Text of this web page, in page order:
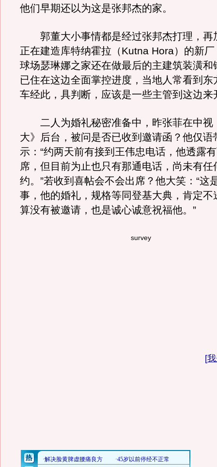
他们早期还以为这是张邦杰的家。
郭董大小事情都是经过张邦杰打理，再
正在建造库特纳霍拉（Kutna Hora）的新
球场瑟琳娜之家还在做最后的主建筑装潢和
已住在这边全面掌控进度，当地人常看到东
车经此，具判断，应该是一些主管到这边来
二人为婚礼秘密准备中，昨张菲在中视
大》后台，被问是否已收到邀请函？他仅语
示：“约两天前有接到王伟忠电话，他透露
席，但目前为止也只有那通电话，尚未有任
约。”若收到喜帖会不会出席？他大笑：“这
事，他的婚礼，规格等同登基大典，肯定不
算没有被邀请，也是诚心诚意祝福他。”
survey
[